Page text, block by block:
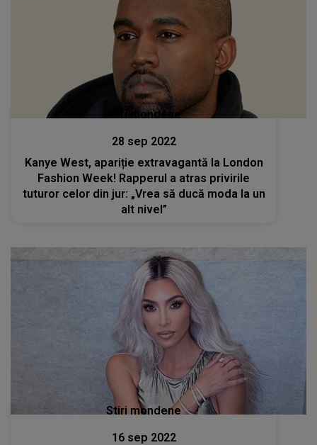
Stiri mondene
28 sep 2022
Kanye West, apariție extravagantă la London
Fashion Week! Rapperul a atras privirile
tuturor celor din jur: „Vrea să ducă moda la un
alt nivel”
Stiri mondene
16 sep 2022